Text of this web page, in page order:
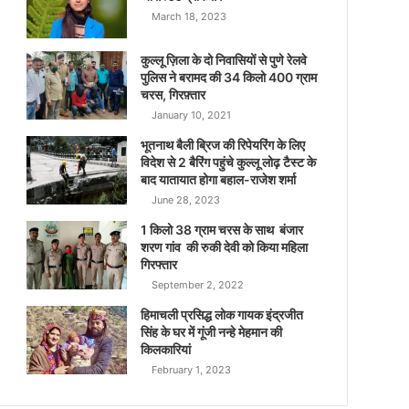
March 18, 2023
कुल्लू ज़िला के दो निवासियों से पुणे रेलवे
पुलिस ने बरामद की 34 किलो 400 ग्राम
चरस, गिरफ़्तार
January 10, 2021
भूतनाथ बैली ब्रिज की रिपेयरिंग के लिए
विदेश से 2 बैरिंग पहुंचे कुल्लू लोढ़ टैस्ट के
बाद यातायात होगा बहाल-राजेश शर्मा
June 28, 2023
1 किलो 38 ग्राम चरस के साथ बंजार
शरण गांव की रुकी देवी को किया महिला
गिरफ्तार
September 2, 2022
हिमाचली प्रसिद्ध लोक गायक इंद्रजीत
सिंह के घर में गूंजी नन्हे मेहमान की
किलकारियां
February 1, 2023